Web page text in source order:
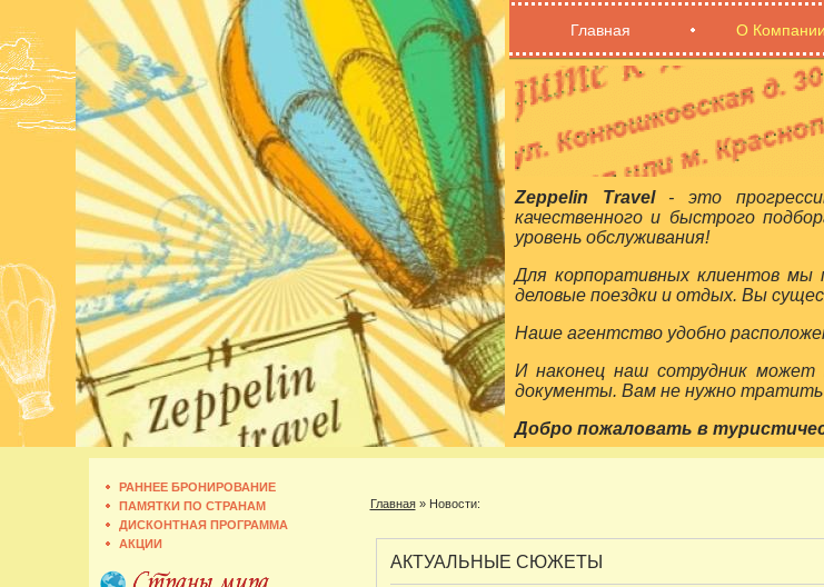
Главная О Компании
Zeppelin Travel- это
качественного и быстрого
уровень обслуживания!
Для корпоративных клиентов мы
деловые поездки и отдых. Вы
Наше агентство удобно
И наконец наш сотрудник
документы. Вам не нужно тратить
Добро пожаловать в
РАННЕЕ БРОНИРОВАНИЕ
ПАМЯТКИ ПО СТРАНАМ
ДИСКОНТНАЯ ПРОГРАММА
АКЦИИ
Главная» Новости:
АКТУАЛЬНЫЕ СЮЖЕТЫ